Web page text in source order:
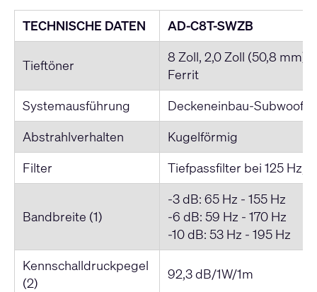
TECHNISCHE DATEN AD-C8T-SWZB
Tieftöner
8 Zoll, 2,0 Zoll (50,8 mm)
Ferrit
Systemausführung
Deckeneinbau-
Abstrahlverhalten
Kugelförmig
Filter
Tiefpassfilter bei 125 Hz,
Bandbreite (1)
-3 dB: 65 Hz - 155 Hz
-6 dB: 59 Hz - 170 Hz
-10 dB: 53 Hz - 195 Hz
Kennschalldruckpegel
(2)
92,3 dB/1W/1m